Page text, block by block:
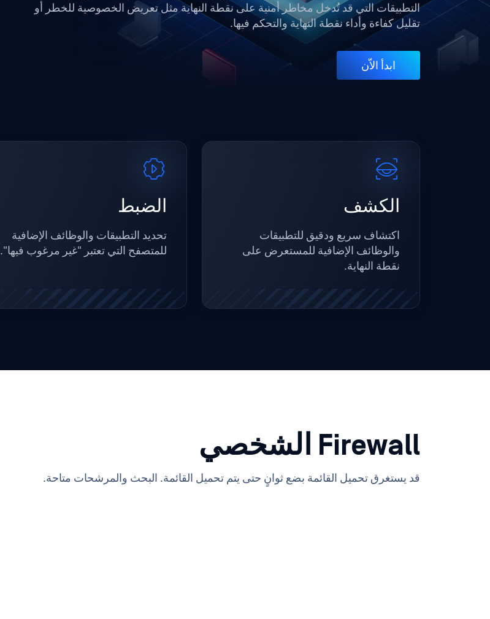
التطبيقات التي قد تُدخل مخاطر أمنية على نقطة النهاية مثل تعريض الخصوصية للخطر أو
تقليل كفاءة وأداء نقطة النهاية والتحكم فيها.
ابدأ الاّن
الكشف
اكتشاف سريع ودقيق للتطبيقات
والوظائف الإضافية للمستعرض على
نقطة النهاية.
الضبط
تحديد التطبيقات والوظائف الإضافية
للمتصفح التي تعتبر "غير مرغوب فيها".
Firewall الشخصي
قد يستغرق تحميل القائمة بضع ثوانٍ حتى يتم تحميل القائمة. البحث والمرشحات متاحة.